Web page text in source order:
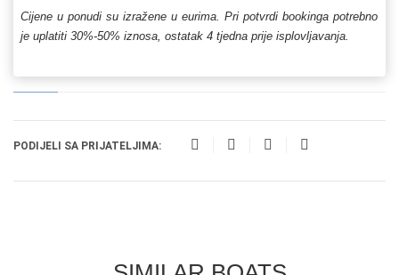
Cijene u ponudi su izražene u eurima. Pri potvrdi bookinga potrebno
je uplatiti 30%-50% iznosa, ostatak 4 tjedna prije isplovljavanja.
PODIJELI SA PRIJATELJIMA: